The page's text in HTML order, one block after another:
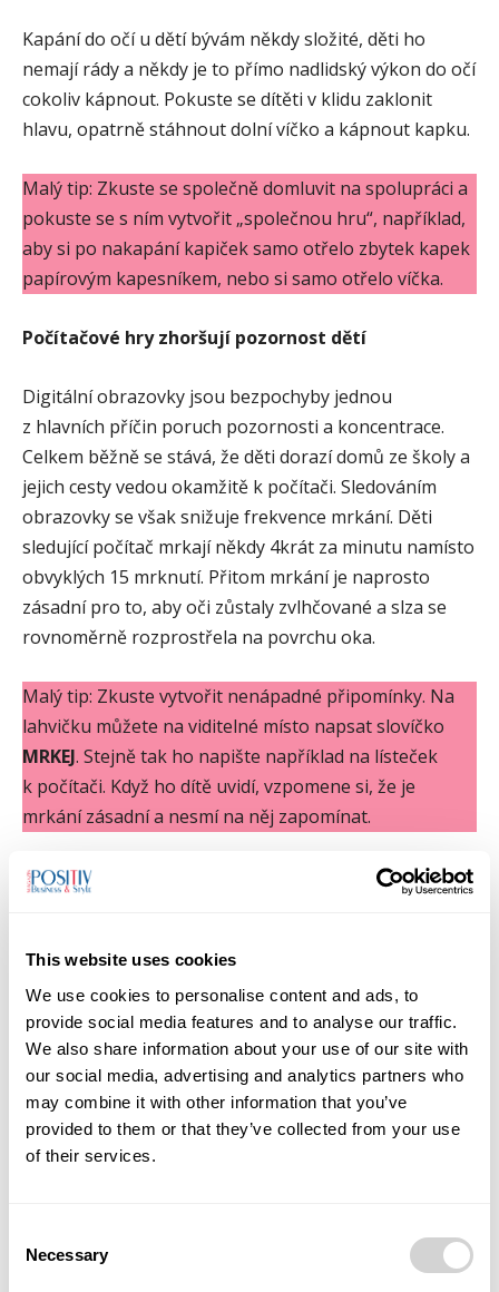
This website uses cookies
We use cookies to personalise content and ads, to
provide social media features and to analyse our traffic.
We also share information about your use of our site with
our social media, advertising and analytics partners who
may combine it with other information that you’ve
provided to them or that they’ve collected from your use
of their services.
Selection
Necessary
Kapání do očí u dětí bývám někdy složité, děti ho
nemají rády a někdy je to přímo nadlidský výkon do očí
cokoliv kápnout. Pokuste se dítěti v klidu zaklonit
hlavu, opatrně stáhnout dolní víčko a kápnout kapku.
Malý tip: Zkuste se společně domluvit na spolupráci a
pokuste se s ním vytvořit „společnou hru“, například,
aby si po nakapání kapiček samo otřelo zbytek kapek
papírovým kapesníkem, nebo si samo otřelo víčka.
Počítačové hry zhoršují pozornost dětí
Digitální obrazovky jsou bezpochyby jednou
z hlavních příčin poruch pozornosti a koncentrace.
Celkem běžně se stává, že děti dorazí domů ze školy a
jejich cesty vedou okamžitě k počítači. Sledováním
obrazovky se však snižuje frekvence mrkání. Děti
sledující počítač mrkají někdy 4krát za minutu namísto
obvyklých 15 mrknutí. Přitom mrkání je naprosto
zásadní pro to, aby oči zůstaly zvlhčované a slza se
rovnoměrně rozprostřela na povrchu oka.
Malý tip: Zkuste vytvořit nenápadné připomínky. Na
lahvičku můžete na viditelné místo napsat slovíčko
MRKEJ. Stejně tak ho napište například na lísteček
k počítači. Když ho dítě uvidí, vzpomene si, že je
mrkání zásadní a nesmí na něj zapomínat.
Jak ale efektivně zkrátit čas strávený ve virtuálním
že vaše ratolesti dají přednost hrám na počítači před
domácími úkoly. Než abyste jim ovšem přikazovali
okamžité vypnutí, zkuste se s nimi nejdříve rozumně
domluvit a vymezte si čas, který děti můžou strávit u
monitoru. Také je dobré, aby se děti samy aktivně
zapojily do pravidelných kontrol času stráveného
na mobilu pomocí aplikací. Limity času u obrazovky
ale připravte si společnou dohodu, která bude platit
pro všechny členy rodiny.